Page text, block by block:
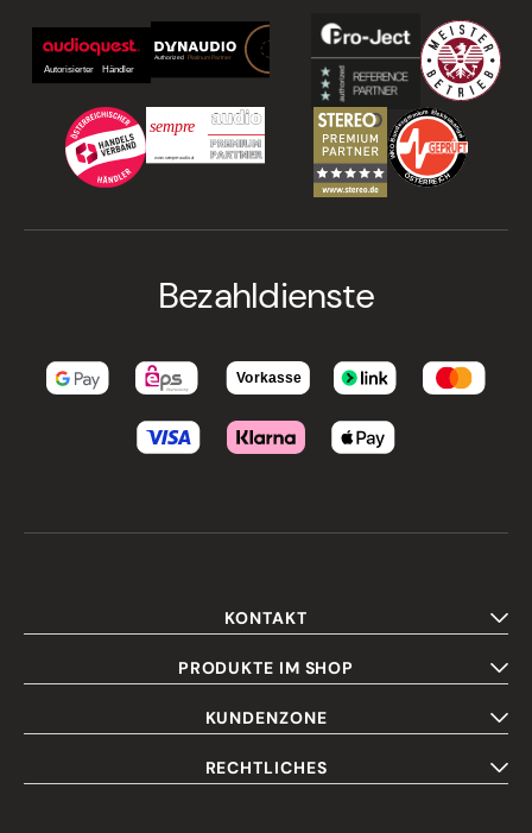
Bezahldienste
KONTAKT
PRODUKTE IM SHOP
KUNDENZONE
RECHTLICHES